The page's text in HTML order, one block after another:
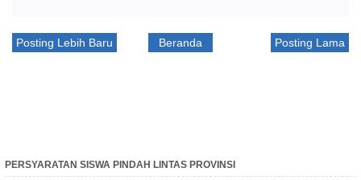
Posting Lebih Baru Posting Lama
Beranda
PERSYARATAN SISWA PINDAH LINTAS PROVINSI